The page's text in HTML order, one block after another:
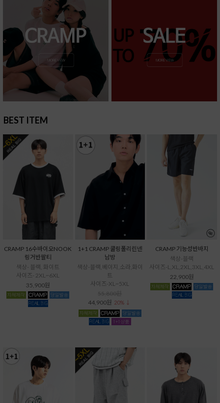
BEST ITEM
CRAMP 16수바이오NOOK
링거반팔티
색상- 블랙, 화이트
사이즈- 2XL~6XL
35,900원
1+1 CRAMP 쿨링폴리린넨
남방
색상-블랙,베이지,소라,화이
트
사이즈-XL~5XL
44,900원 20% ↓
CRAMP 기능성반바지
색상-블랙
사이즈-L,XL,2XL,3XL,4XL
22,900원